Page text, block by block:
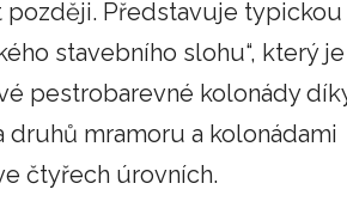
později. Představuje typickou
stavebního slohu“, který je
pestrobarevné kolonády
mramoru a kolonádami
čtyřech úrovních.